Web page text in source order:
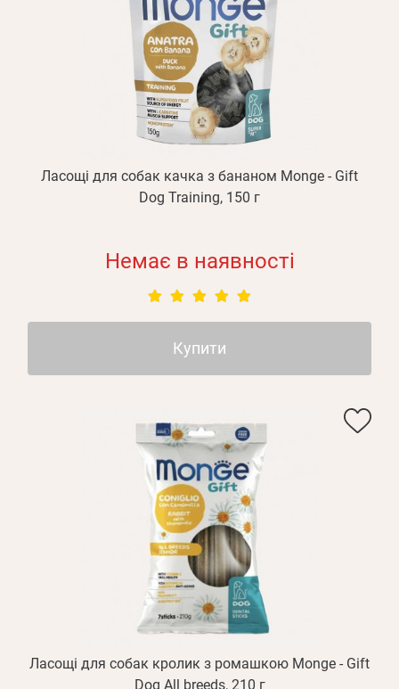
Ласощі для собак качка з бананом Monge - Gift
Dog Training, 150 г
Немає в наявності
Купити
Ласощі для собак кролик з ромашкою Monge - Gift
Dog All breeds, 210 г